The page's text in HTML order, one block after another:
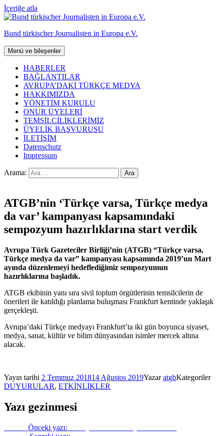
İçeriğe atla
Bund türkischer Journalisten in Europa e.V.
Menü ve bileşenler
HABERLER
BAĞLANTILAR
AVRUPA’DAKİ TÜRKÇE MEDYA
HAKKIMIZDA
YÖNETİM KURULU
ONUR ÜYELERİ
TEMSİLCİLİKLERİMİZ
ÜYELİK BAŞVURUSU
İLETİŞİM
Datenschutz
Impressum
Arama:
ATGB’nin ‘Türkçe varsa, Türkçe medya
da var’ kampanyası kapsamındaki
sempozyum hazırlıklarına start verdik
Avrupa Türk Gazeteciler Birliği’nin (ATGB) “Türkçe varsa,
Türkçe medya da var” kampanyası kapsamında 2019’un Mart
ayında düzenlemeyi hedeflediğimiz sempozyumun
hazırlıklarına başladık.
ATGB ekibinin yanı sıra sivil toplum örgütlerinin temsilcilerin de
önerileri ile katıldığı planlama buluşması Frankfurt kentinde yaklaşık
gerçekleşti.
Avrupa’daki Türkçe medyayı Frankfurt’ta iki gün boyunca siyaset,
medya, sanat, kültür ve bilim dünyasından isimler mercek altına
alacak.
Yayın tarihi 2 Temmuz 201814 Ağustos 2019YazaratgbKategoriler
DUYURULAR, ETKİNLİKLER
Yazı gezinmesi
Önceki yazı: